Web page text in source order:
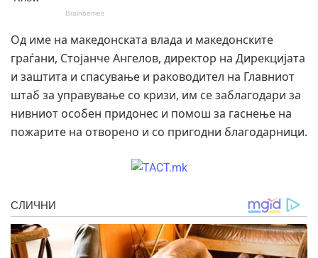
Од име на македонската влада и македонските
граѓани, Стојанче Ангелов, директор на Дирекцијата
и заштита и спасување и раководител на Главниот
штаб за управување со кризи, им се заблагодари за
нивниот особен придонес и помош за гаснење на
пожарите на отворено и со пригодни благодарници.